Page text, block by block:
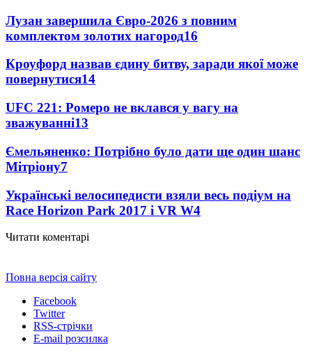
Лузан завершила Євро-2026 з повним
комплектом золотих нагород16
Кроуфорд назвав єдину битву, заради якої може
повернутися14
UFC 221: Ромеро не вклався у вагу на
зважуванні13
Ємельяненко: Потрібно було дати ще один шанс
Мітріону7
Українські велосипедисти взяли весь подіум на
Race Horizon Park 2017 і VR W4
Читати коментарі
Повна версія сайту
Facebook
Twitter
RSS-стрічки
E-mail розсилка